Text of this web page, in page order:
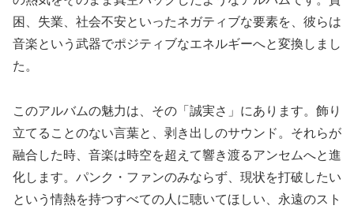
困、失業、社会不安といったネガティブな要素を、彼らは
音楽という武器でポジティブなエネルギーへと変換しまし
た。
このアルバムの魅力は、その「誠実さ」にあります。飾り
立てることのない言葉と、剥き出しのサウンド。それらが
融合した時、音楽は時空を超えて響き渡るアンセムへと進
化します。パンク・ファンのみならず、現状を打破したい
という情熱を持つすべての人に聴いてほしい、永遠のスト